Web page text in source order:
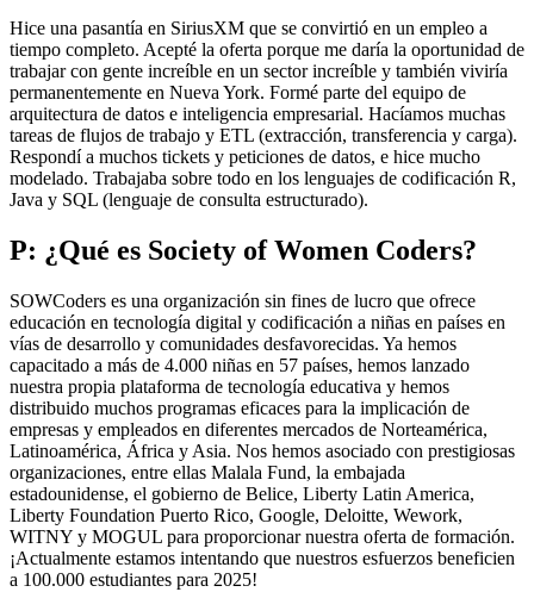
Hice una pasantía en SiriusXM que se convirtió en un empleo a
tiempo completo. Acepté la oferta porque me daría la oportunidad de
trabajar con gente increíble en un sector increíble y también viviría
permanentemente en Nueva York. Formé parte del equipo de
arquitectura de datos e inteligencia empresarial. Hacíamos muchas
tareas de flujos de trabajo y ETL (extracción, transferencia y carga).
Respondí a muchos tickets y peticiones de datos, e hice mucho
modelado. Trabajaba sobre todo en los lenguajes de codificación R,
Java y SQL (lenguaje de consulta estructurado).
P: ¿Qué es Society of Women Coders?
SOWCoders es una organización sin fines de lucro que ofrece
educación en tecnología digital y codificación a niñas en países en
vías de desarrollo y comunidades desfavorecidas. Ya hemos
capacitado a más de 4.000 niñas en 57 países, hemos lanzado
nuestra propia plataforma de tecnología educativa y hemos
distribuido muchos programas eficaces para la implicación de
empresas y empleados en diferentes mercados de Norteamérica,
Latinoamérica, África y Asia. Nos hemos asociado con prestigiosas
organizaciones, entre ellas Malala Fund, la embajada
estadounidense, el gobierno de Belice, Liberty Latin America,
Liberty Foundation Puerto Rico, Google, Deloitte, Wework,
WITNY y MOGUL para proporcionar nuestra oferta de formación.
¡Actualmente estamos intentando que nuestros esfuerzos beneficien
a 100.000 estudiantes para 2025!